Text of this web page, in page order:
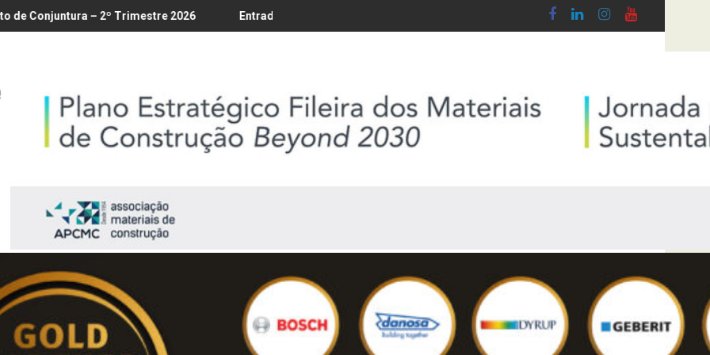
Trimestre 2026 Entrada em vigor da regulamentação do Lobby - Lei n.º 5-A/2026, de 28 de Janeiro
Diploma de transposição da Diretiva